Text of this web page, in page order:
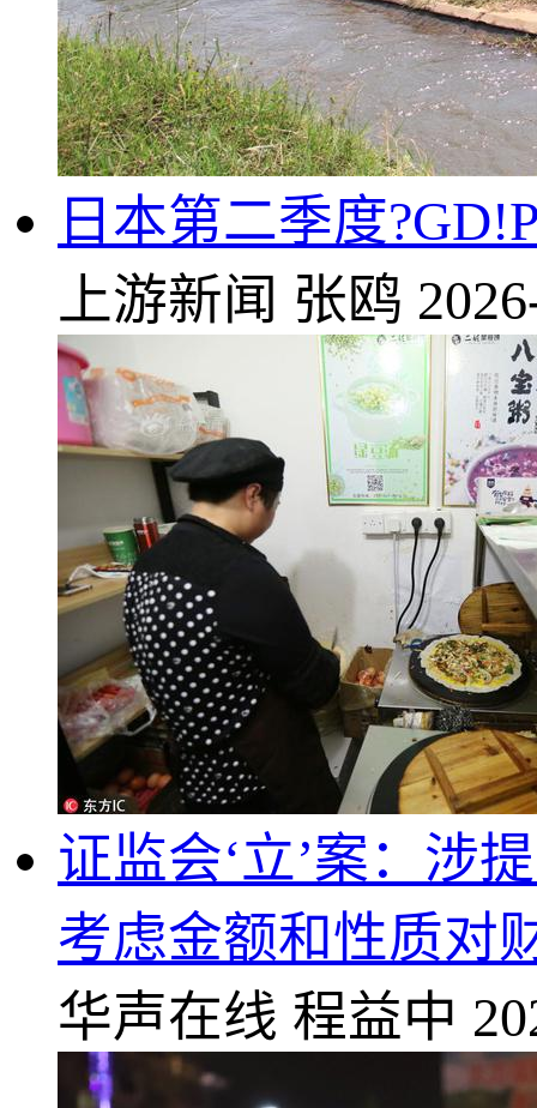
日本第二季度
上游新闻 张鸥
证监会‘立’案：涉
考虑金额和性质对
华声在线 程益中